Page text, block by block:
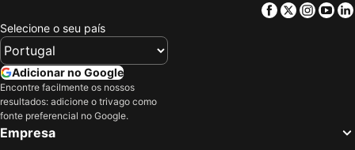
Facebook
Twitter
Selecione o seu país
Adicionar no Google
Encontre facilmente os nossos
resultados: adicione o trivago como
fonte preferencial no Google.
Empresa